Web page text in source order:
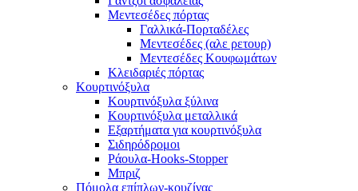
Μεντεσέδες πόρτας
Γαλλικά-Πορταδέλες
Μεντεσέδες (αλε ρετουρ)
Μεντεσέδες Κουφωμάτων
Κλειδαριές πόρτας
Κουρτινόξυλα
Κουρτινόξυλα ξύλινα
Κουρτινόξυλα μεταλλικά
Εξαρτήματα για κουρτινόξυλα
Σιδηρόδρομοι
Ράουλα-Hooks-Stopper
Μπριζ
Πόμολα επίπλων-κουζίνας